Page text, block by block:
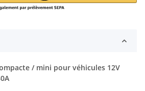
/ mini pour véhicules 12V